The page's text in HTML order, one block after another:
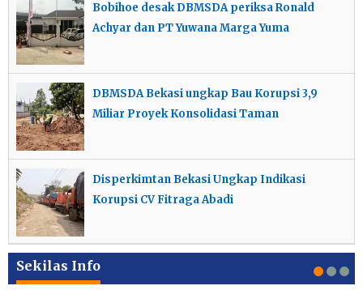
Bobihoe desak DBMSDA periksa Ronald
Achyar dan PT Yuwana Marga Yuma
DBMSDA Bekasi ungkap Bau Korupsi 3,9
Miliar Proyek Konsolidasi Taman
Disperkimtan Bekasi Ungkap Indikasi
Korupsi CV Fitraga Abadi
Sekilas Info
Ketua DPRD Sardi Efendi Dorong Kinerja PPPK
Profesional
KPK Periksa Ridwan Kamil Usai Idul Fitri
Keterlibatan Ridwan Kamil Dalam Korupsi
Bank BJB Terungkap
Keterlibatan Ridwan Kamil Dalam Korupsi
Daftar Menteri Prabowo 2024 2029 Kabinet
Ini Nama 16 Pegawai Kemenkeu yang Terlibat
Heboh Lelang Rumah Rp 50jt, Menkeu Sri
Heboh, Pria Ini Ungkap Oknum Mafia di Bank